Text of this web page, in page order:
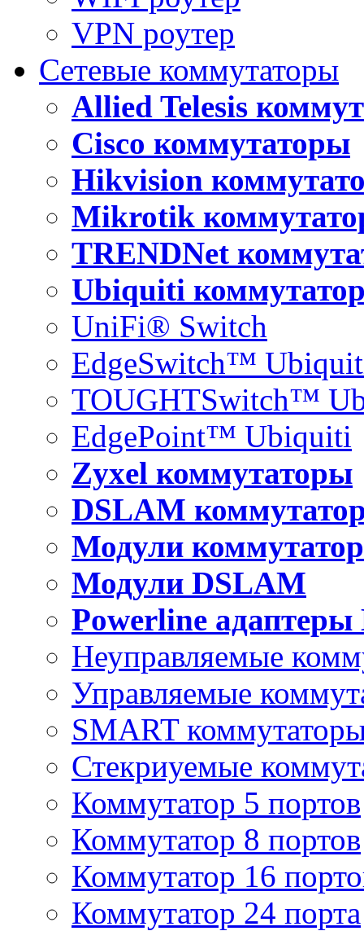
VPN роутер
Сетевые коммутаторы
Allied Telesis
Cisco коммутаторы
Hikvision
Mikrotik
TRENDNet
Ubiquiti
UniFi® Switch
EdgeSwitch™
TOUGHTSwitch™
EdgePoint™ Ubiquiti
Zyxel коммутаторы
DSLAM
Модули
Модули DSLAM
Powerline адаптеры
Неуправляемые
Управляемые
SMART
Стекриуемые
Коммутатор 5 портов
Коммутатор 8 портов
Коммутатор 16
Коммутатор 24 порта